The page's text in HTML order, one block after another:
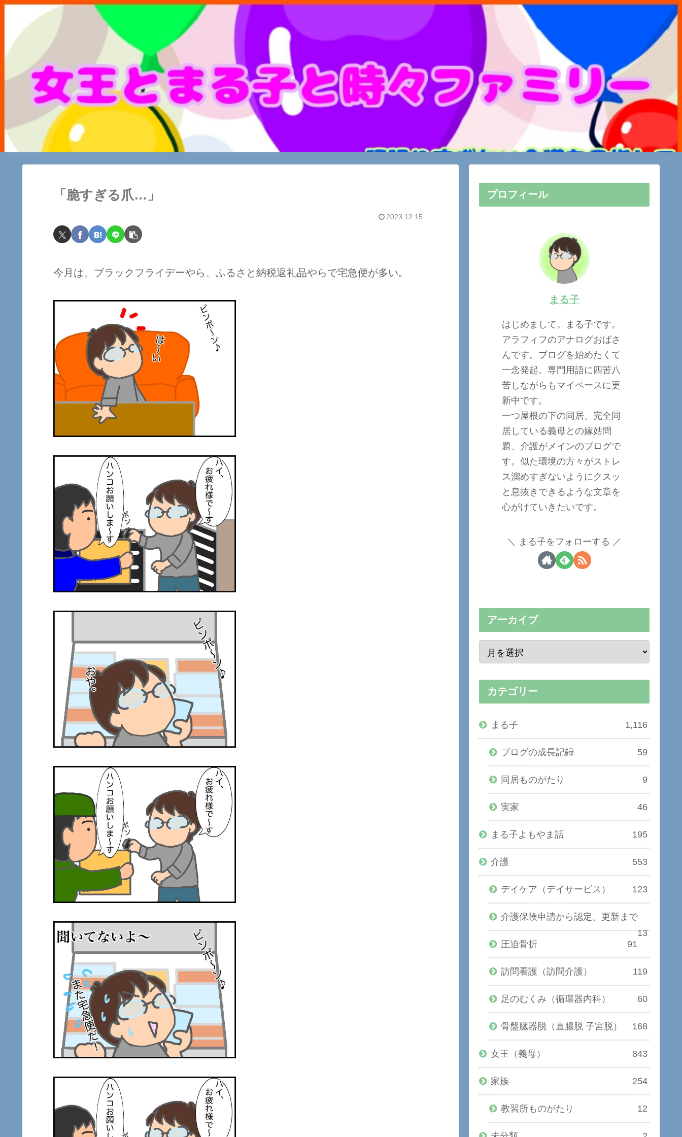
「脆すぎる爪…」
2023.12.15
今月は、ブラックフライデーやら、ふるさと納税返礼品やらで宅急便が多い。
プロフィール
まる子
はじめまして。まる子です。
アラフィフのアナログおばさ
んです。ブログを始めたくて
一念発起。専門用語に四苦八
苦しながらもマイペースに更
新中です。
一つ屋根の下の同居、完全同
居している義母との嫁姑問
題、介護がメインのブログで
す。似た環境の方々がストレ
ス溜めすぎないようにクスッ
と息抜きできるような文章を
心がけていきたいです。
まる子をフォローする
アーカイブ
カテゴリー
まる子 1,116
ブログの成長記録 59
同居ものがたり 9
実家 46
まる子よもやま話 195
介護 553
デイケア（デイサービス） 123
介護保険申請から認定、更新まで
13
圧迫骨折
91
訪問看護（訪問介護） 119
足のむくみ（循環器内科） 60
骨盤臓器脱（直腸脱 子宮脱） 168
女王（義母） 843
家族 254
教習所ものがたり 12